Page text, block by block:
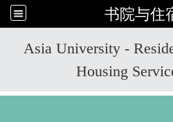
书院与住
Asia University -
Housing